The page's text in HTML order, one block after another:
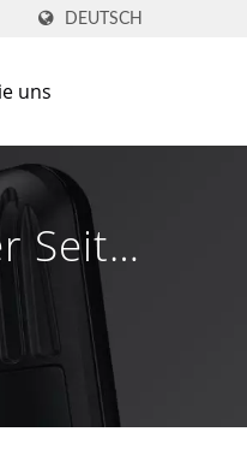
DEUTSCH
uns
Seit